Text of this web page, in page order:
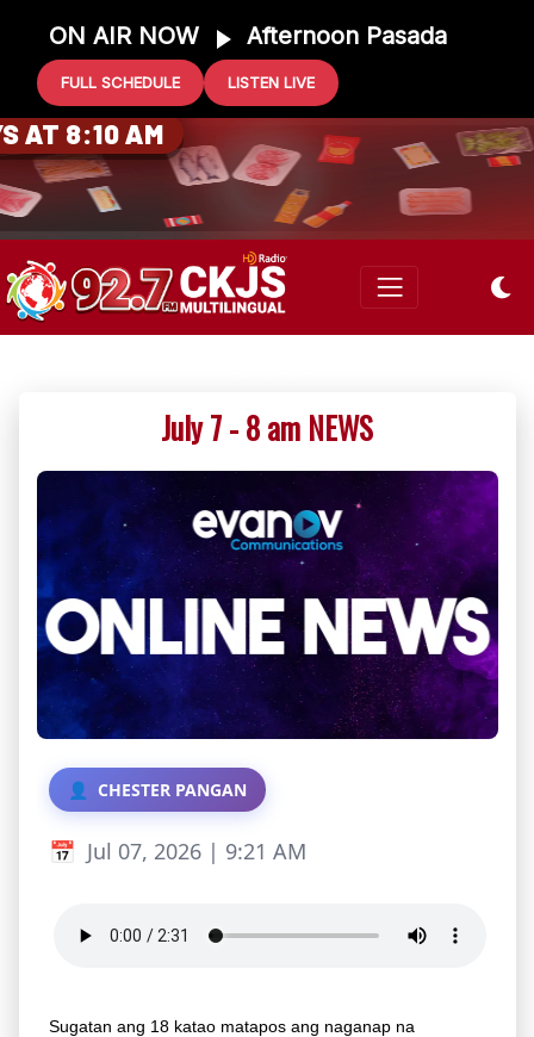
ON AIR NOW Afternoon Pasada
FULL SCHEDULE LISTEN LIVE
GIFT CARD
AT 8:10 AM
July 7 - 8 am NEWS
CHESTER PANGAN
Jul 07, 2026 | 9:21 AM
Sugatan ang 18 katao matapos ang naganap na